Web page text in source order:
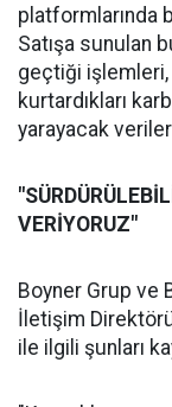
platformlarında
Satışa sunulan
geçtiği işlemleri,
kurtardıkları
yarayacak
VERİYORUZ"
Boyner Grup ve
İletişim
ile ilgili şunları